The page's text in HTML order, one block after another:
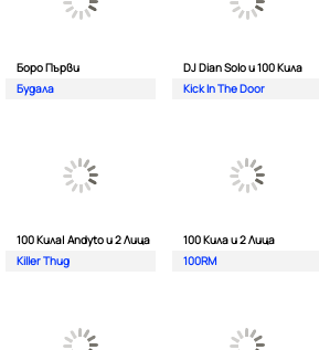
Боро Първи
Будала
DJ Dian Solo и 100 Кила
Kick In The Door
100 Кила| Andyto и 2 Лица
Killer Thug
100 Кила и 2 Лица
100RM